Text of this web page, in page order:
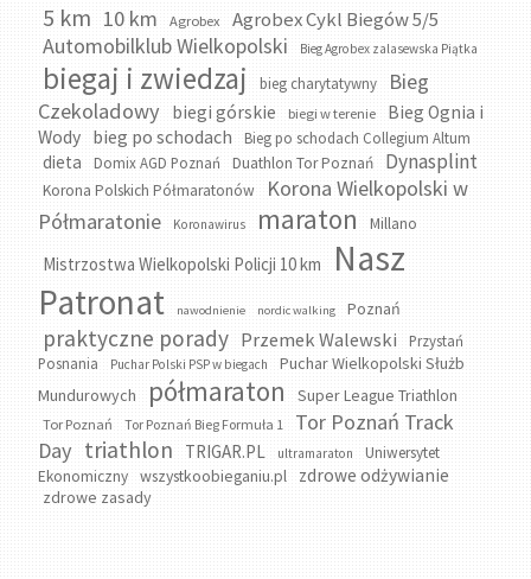
5 km 10 km Agrobex Agrobex Cykl Biegów 5/5
Automobilklub Wielkopolski Bieg Agrobex zalasewska Piątka
biegaj i zwiedzaj bieg charytatywny
Bieg
Czekoladowy
biegi górskie biegi w terenie
Bieg Ognia i
Wody bieg po schodach Bieg po schodach Collegium Altum
dieta Domix AGD Poznań Duathlon Tor Poznań Dynasplint
Korona Polskich Półmaratonów
Korona Wielkopolski w
Półmaratonie
Koronawirus maraton Millano
Mistrzostwa Wielkopolski Policji 10 km
Nasz
Patronat
nawodnienie nordic walking Poznań
praktyczne porady Przemek Walewski
Przystań
Posnania
Puchar Polski PSP w biegach
Puchar Wielkopolski Służb
Mundurowych
półmaraton Super League Triathlon
Tor Poznań Tor Poznań Bieg Formuła 1
Tor Poznań Track
Day triathlon TRIGAR.PL ultramaraton
Uniwersytet
Ekonomiczny
wszystkoobieganiu.pl zdrowe odżywianie
zdrowe zasady